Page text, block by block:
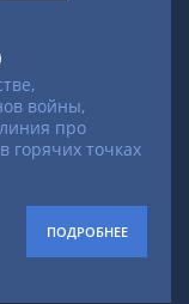
войны,
про
горячих точках
ПОДРОБНЕЕ